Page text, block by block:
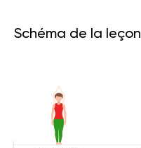
Schéma de la leçon